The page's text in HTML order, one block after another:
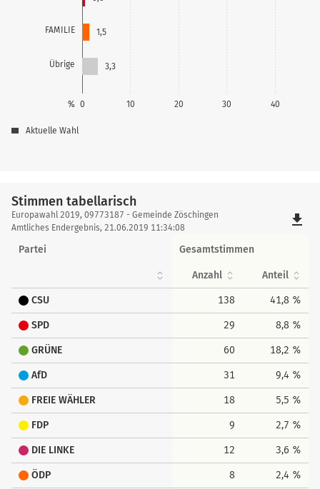
FAMILIE
Übrige
0 10 20 30 40
%
1,5
3,3
Aktuelle Wahl
Stimmen tabellarisch
Stimmen
tabellarisch
Europawahl 2019, 09773187 - Gemeinde Zöschingen
Amtliches Endergebnis, 21.06.2019 11:34:08
file_download
Partei Gesamtstimmen
Anzahl Anteil
CSU 138 41,8 %
SPD 29 8,8 %
GRÜNE 60 18,2 %
AfD 31 9,4 %
FREIE WÄHLER 18 5,5 %
FDP 9 2,7 %
DIE LINKE 12 3,6 %
ÖDP 8 2,4 %